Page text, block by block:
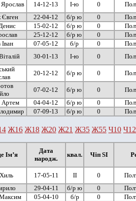
14-12-13 І-ю 0
22-04-12 б/р ю 0
15-02-12 б/р ю 0
25-12-12 б/р ю 0
07-05-12 б/р 0
30-01-13 І-ю 0
20-12-12 б/р ю 0
07-02-12 б/р ю 0
04-04-12 б/р ю 0
07-09-13 б/р ю 0
Ж16 Ж18 Ж20 Ж21 Ж35 Ж55 Ч10 Ч12
Ім’я
Дата
народж.
квал. Чіп SI
17-05-11 ІІ 0
29-04-11 б/р ю 0
05-04-10 б/р 0